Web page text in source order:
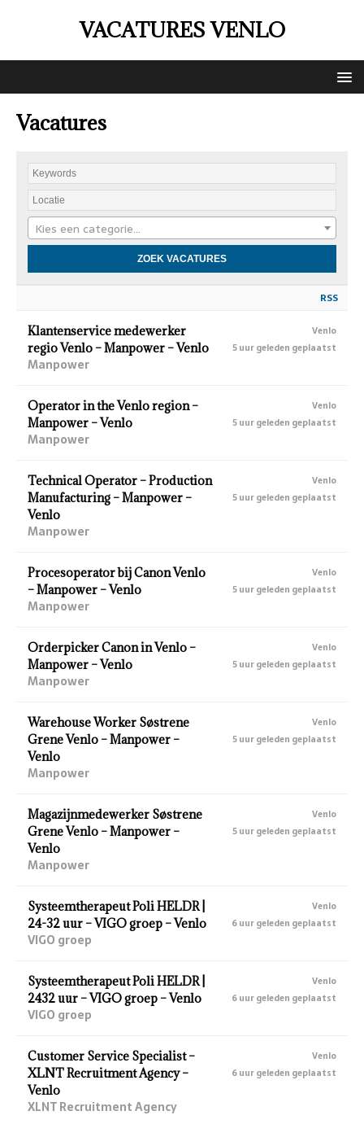
VACATURES VENLO
Vacatures
Kies een categorie…
RSS
Klantenservice medewerker
regio Venlo – Manpower – Venlo
Manpower
Venlo
5 uur geleden geplaatst
Operator in the Venlo region –
Manpower – Venlo
Manpower
Venlo
5 uur geleden geplaatst
Technical Operator – Production
Manufacturing – Manpower –
Venlo
Manpower
Venlo
5 uur geleden geplaatst
Procesoperator bij Canon Venlo
– Manpower – Venlo
Manpower
Venlo
5 uur geleden geplaatst
Orderpicker Canon in Venlo –
Manpower – Venlo
Manpower
Venlo
5 uur geleden geplaatst
Warehouse Worker Søstrene
Grene Venlo – Manpower –
Venlo
Manpower
Venlo
5 uur geleden geplaatst
Magazijnmedewerker Søstrene
Grene Venlo – Manpower –
Venlo
Manpower
Venlo
5 uur geleden geplaatst
Systeemtherapeut Poli HELDR |
24-32 uur – VIGO groep – Venlo
VIGO groep
Venlo
6 uur geleden geplaatst
Systeemtherapeut Poli HELDR |
2432 uur – VIGO groep – Venlo
VIGO groep
Venlo
6 uur geleden geplaatst
Customer Service Specialist –
XLNT Recruitment Agency –
Venlo
XLNT Recruitment Agency
Venlo
6 uur geleden geplaatst